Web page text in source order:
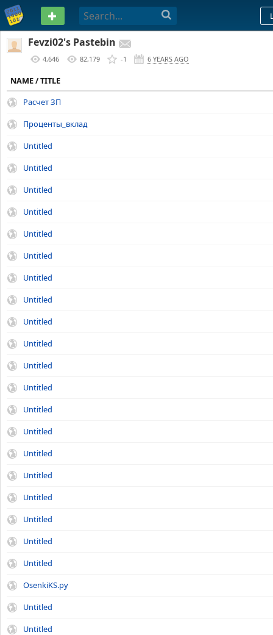
PASTEBIN
Fevzi02's Pastebin
4,646 82,179 -1 6 YEARS AGO
NAME / TITLE
Расчет ЗП
Проценты_вклад
Untitled
Untitled
Untitled
Untitled
Untitled
Untitled
Untitled
Untitled
Untitled
Untitled
Untitled
Untitled
Untitled
Untitled
Untitled
Untitled
Untitled
Untitled
Untitled
Untitled
OsenkiKS.py
Untitled
Untitled